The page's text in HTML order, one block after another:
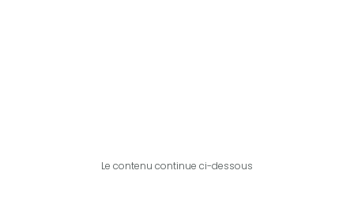
Le contenu continue ci-dessous